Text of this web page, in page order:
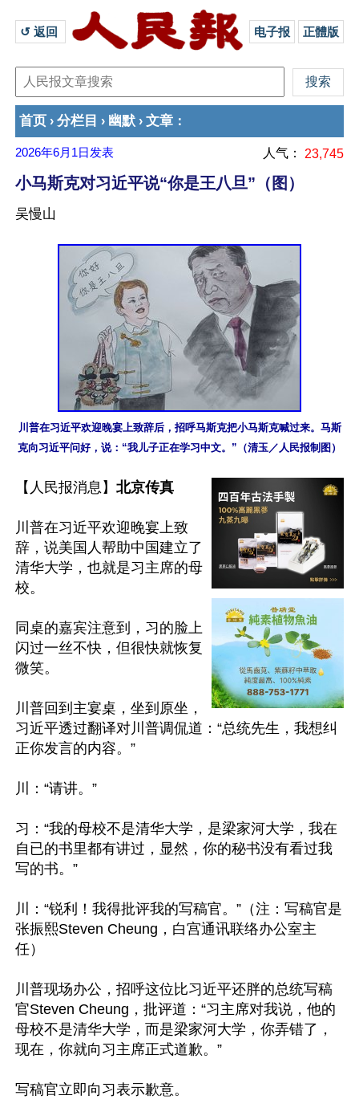
↺ 返回 电子报 正體版
首页 › 分栏目 › 幽默 › 文章 ：
2026年6月1日 发表 人气： 23,745
小马斯克对习近平说“你是王八旦”（图）
吴慢山
川普在习近平欢迎晚宴上致辞后，招呼马斯克把小马斯克喊过来。马斯
克向习近平问好，说：“我儿子正在学习中文。”（清玉／人民报制图）
【人民报消息】 北京传真
川普在习近平欢迎晚宴上致
辞，说美国人帮助中国建立了
清华大学，也就是习主席的母
校。
同桌的嘉宾注意到，习的脸上
闪过一丝不快，但很快就恢复
微笑。
川普回到主宴桌，坐到原坐，
习近平透过翻译对川普调侃道：“总统先生，我想纠
正你发言的内容。”
川：“请讲。”
习：“我的母校不是清华大学，是梁家河大学，我在
自已的书里都有讲过，显然，你的秘书没有看过我
写的书。”
川：“锐利！我得批评我的写稿官。”（注：写稿官是
张振熙Steven Cheung，白宫通讯联络办公室主
任）
川普现场办公，招呼这位比习近平还胖的总统写稿
官Steven Cheung，批评道：“习主席对我说，他的
母校不是清华大学，而是梁家河大学，你弄错了，
现在，你就向习主席正式道歉。”
写稿官立即向习表示歉意。